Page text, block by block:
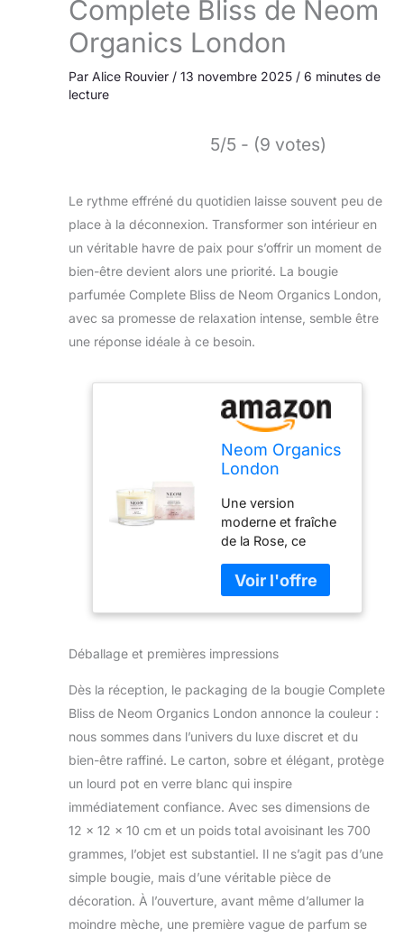
Complete Bliss de Neom
Organics London
Par Alice Rouvier / 13 novembre 2025 / 6 minutes de
lecture
5/5 - (9 votes)
Le rythme effréné du quotidien laisse souvent peu de
place à la déconnexion. Transformer son intérieur en
un véritable havre de paix pour s’offrir un moment de
bien-être devient alors une priorité. La bougie
parfumée Complete Bliss de Neom Organics London,
avec sa promesse de relaxation intense, semble être
une réponse idéale à ce besoin.
Neom Organics
London
Bougie
Parfumée avec
3 Mèches
Une version
moderne et fraîche
de la Rose, ce
de la gamme Scent
to Calm & Relax de
Neom Organics
Déballage et premières impressions
Dès la réception, le packaging de la bougie Complete
Bliss de Neom Organics London annonce la couleur :
nous sommes dans l’univers du luxe discret et du
bien-être raffiné. Le carton, sobre et élégant, protège
un lourd pot en verre blanc qui inspire
immédiatement confiance. Avec ses dimensions de
12 x 12 x 10 cm et un poids total avoisinant les 700
grammes, l’objet est substantiel. Il ne s’agit pas d’une
simple bougie, mais d’une véritable pièce de
décoration. À l’ouverture, avant même d’allumer la
moindre mèche, une première vague de parfum se